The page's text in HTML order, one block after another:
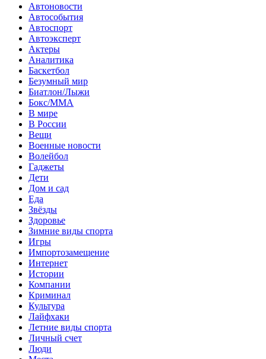
Автоновости
Автособытия
Автоспорт
Автоэксперт
Актеры
Аналитика
Баскетбол
Безумный мир
Биатлон/Лыжи
Бокс/MMA
В мире
В России
Вещи
Военные новости
Волейбол
Гаджеты
Дети
Дом и сад
Еда
Звёзды
Здоровье
Зимние виды спорта
Игры
Импортозамещение
Интернет
Истории
Компании
Криминал
Культура
Лайфхаки
Летние виды спорта
Личный счет
Люди